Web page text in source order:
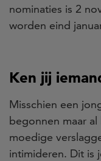
nominaties is 2
worden eind
Ken jij
Misschien een
begonnen maar
moedige
intimideren. Dit is